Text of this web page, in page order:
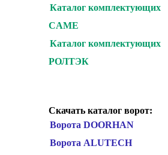
Каталог комплектующих
CAME
Каталог комплектующих
РОЛТЭК
Скачать каталог ворот:
Ворота DOORHAN
Ворота ALUTECH